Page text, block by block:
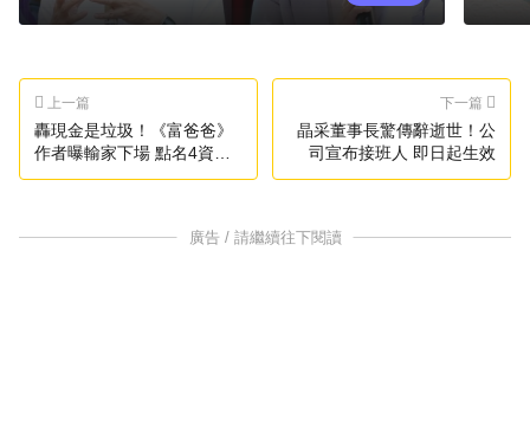
上一篇
轟現金是垃圾！《富爸爸》
作者曝輸家下場 點名4資產
成贏家
下一篇
晶采董事長驚傳辭逝世！公
司宣布接班人 即日起生效
廣告 / 請繼續往下閱讀